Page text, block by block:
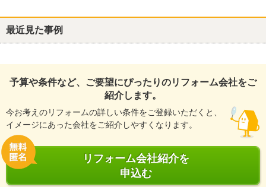
最近見た事例
予算や条件など、ご要望にぴったりのリフォーム会社をご
紹介します。
今お考えのリフォームの詳しい条件をご登録いただくと、
イメージにあった会社をご紹介しやすくなります。
リフォーム会社紹介を
申込む